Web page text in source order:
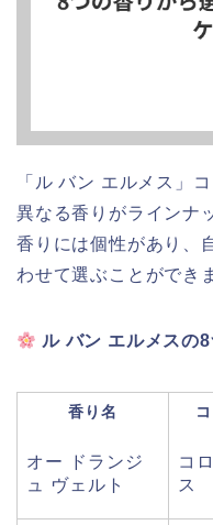
「ル バン エルメス」
異なる香りがラインナ
香りには個性があり、
わせて選ぶことができ
ル バン エルメスの
香り名
オー ドランジ
ュ ヴェルト
コ
ス